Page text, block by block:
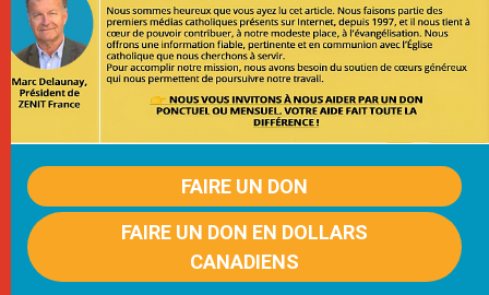
FAIRE UN DON
FAIRE UN DON EN DOLLARS
CANADIENS